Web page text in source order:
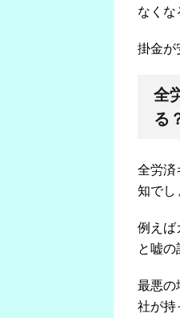
なくな
掛金が
全
る
全労済
知でし
例えば
と嘘の
最悪の
社が持